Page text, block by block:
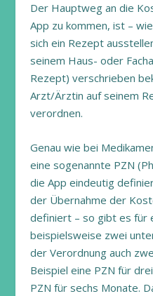
Der Hauptweg an die
App zu kommen, ist –
sich ein Rezept
seinem Haus- oder
Rezept) verschrieben
Arzt/Ärztin auf seinem
verordnen.
Genau wie bei
eine sogenannte PZN
die App eindeutig
der Übernahme der
definiert – so gibt es für
beispielsweise zwei
der Verordnung auch
Beispiel eine PZN für
PZN für sechs Monate.